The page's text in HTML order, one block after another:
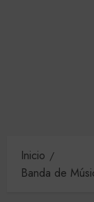
Inicio
Banda de